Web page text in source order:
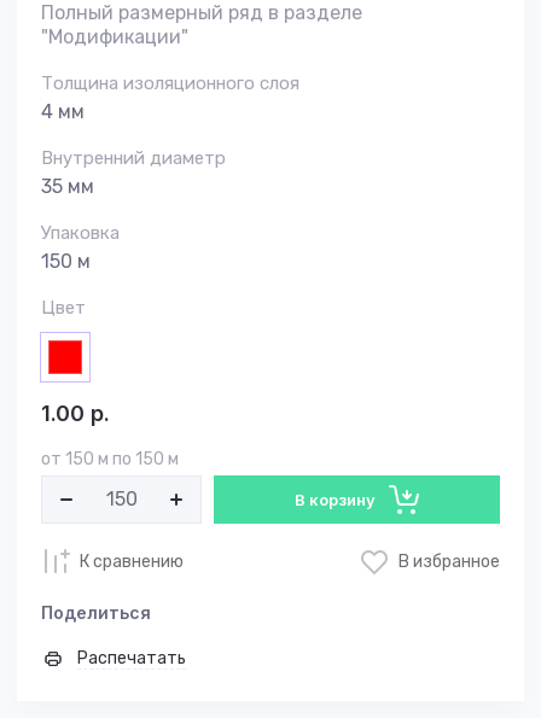
Полный размерный ряд в разделе
"Модификации"
Толщина изоляционного слоя
4 мм
Внутренний диаметр
35 мм
Упаковка
150 м
Цвет
1.00 р.
от 150 м по 150 м
В корзину
К сравнению В избранное
Поделиться
Распечатать